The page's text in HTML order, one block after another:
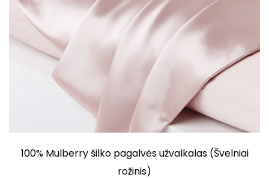
100% Mulberry šilko pagalvės užvalkalas (Švelniai
rožinis)